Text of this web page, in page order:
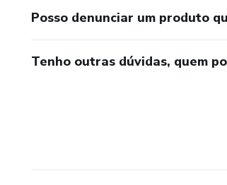
Posso denunciar um produto
Tenho outras dúvidas, quem